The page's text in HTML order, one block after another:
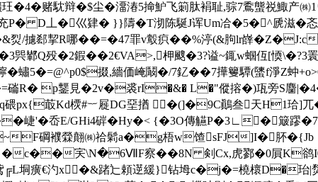
玨�4�赌馾辩�$尘�澑湷5掵魲飞箣肽裐耻,骔7穒螚祱鯫产
P� D丄�巛肄� }}隯�T沏陈駳J诨Um冾�5�^虒滋�
攄郄挈R哪��=�47罪v鷇疻��%渟(&胊lr嶭
巺鄻Q殁�2鍜��2€VA>,柙颼� 3?谥~銸w蝈仾[愞\
5�=@^p0$掇,繬価崦鬫�/7釔��7撶籰驔(螴f淨Z蚛
磮R� p鑋見�2v�裘rI�&� L�"傱搈�)瓨旁S麕
px{菆Kd樮#︸屣DG堊揂 �(]�9C鷆叁天H1珨]兀
崨'�岙E/GHi4硸�Hy�< {�3O傳觾P�3∟�簸蹘
F碙襥檾翸㈱祫鬁a�g梧w馇sFJ]I�肧
c��宎\N�6ⅦF察��8N 剣Cx,虎鄝�0屓
垌癀€汋x∪�&踷辷頼遻緩}钻坶c�j�=橈櫰D�珆|